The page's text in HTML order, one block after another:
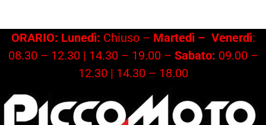
ORARIO: Lunedì: Chiuso – Martedì – Venerdì:
08.30 – 12.30 | 14.30 – 19.00 – Sabato: 09.00 –
12.30 | 14.30 – 18.00